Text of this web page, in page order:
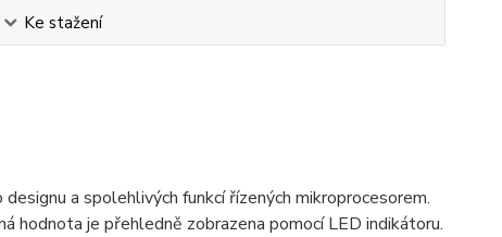
Ke stažení
a spolehlivých funkcí řízených mikroprocesorem.
hodnota je přehledně zobrazena pomocí LED indikátoru.